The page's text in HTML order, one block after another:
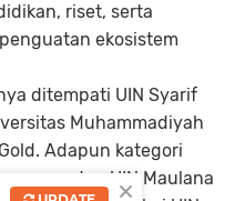
riset, serta
ekosistem
ditempati UIN Syarif
Muhammadiyah
Gold . Adapun kategori
dan UIN Maulana
×